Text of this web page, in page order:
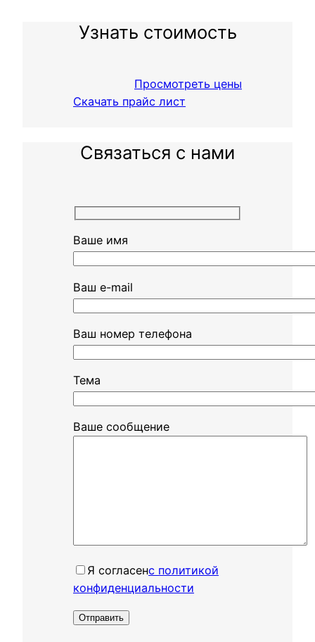
Узнать стоимость
Просмотреть цены
Скачать прайс лист
Связаться с нами
Ваше имя
Ваш e-mail
Ваш номер телефона
Тема
Ваше сообщение
Я согласенㅤс политикой
конфиденциальности